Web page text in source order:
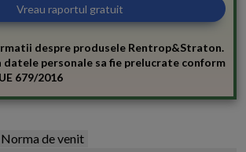
despre produsele Rentrop&Straton.
datele personale sa fie prelucrate conform
679/2016
Norma de venit